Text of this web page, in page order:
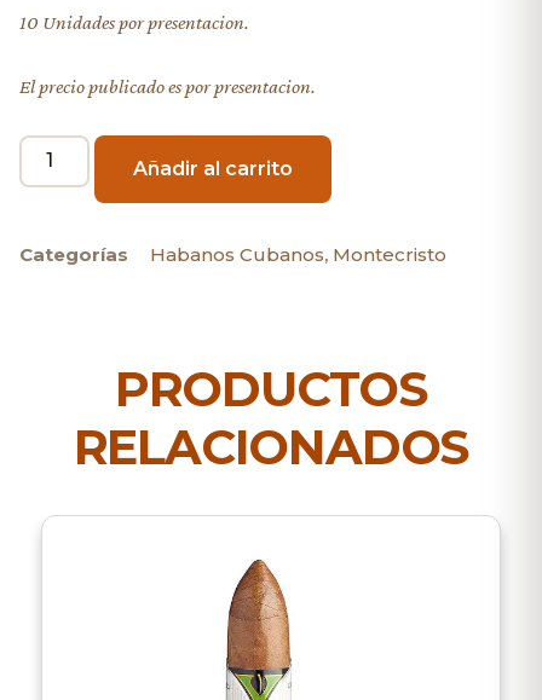
10 Unidades por presentacion.
El precio publicado es por presentacion.
Añadir al carrito
Categorías Habanos Cubanos, Montecristo
PRODUCTOS
RELACIONADOS